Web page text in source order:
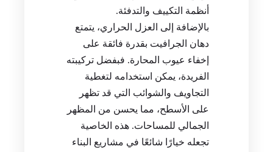
أنظمة التكييف والتدفئة.
بالإضافة إلى العزل الحراري، يتمتع
دهان الجرافيت بقدرة فائقة على
إخفاء عيوب المحارة. فبفضل تركيبته
الفريدة، يمكن استخدامه لتغطية
التجاويف والشوائب التي قد تظهر
على الأسطح، مما يحسن من المظهر
الجمالي للمساحات. هذه الخاصية
تجعله خيارًا شائعًا في مشاريع البناء